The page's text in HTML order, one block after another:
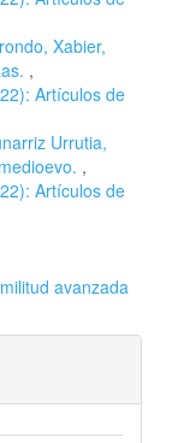
Xabier,
,
Artículos de
Urrutia,
,
Artículos de
avanzada